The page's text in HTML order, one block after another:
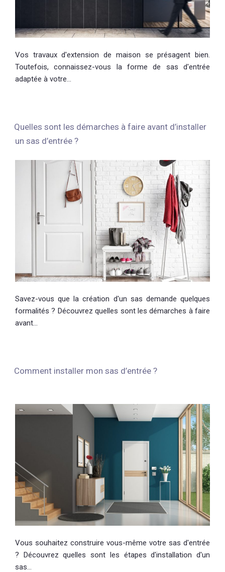
Vos travaux d'extension de maison se présagent bien.
Toutefois, connaissez-vous la forme de sas d'entrée
adaptée à votre…
Quelles sont les démarches à faire avant d’installer
un sas d’entrée ?
Savez-vous que la création d'un sas demande quelques
formalités ? Découvrez quelles sont les démarches à faire
avant…
Comment installer mon sas d’entrée ?
Vous souhaitez construire vous-même votre sas d'entrée
? Découvrez quelles sont les étapes d'installation d'un
sas…